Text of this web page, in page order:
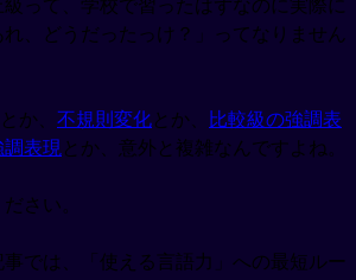
って、学校で習ったはずなのに実際に
、どうだったっけ？」ってなりません
か、 不規則変化とか、
比較級の強調表
調表現とか、意外と複雑なんですよね。
さい。
では、「使える言語力」への最短ルー